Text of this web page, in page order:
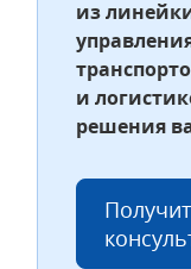
из
и
решения